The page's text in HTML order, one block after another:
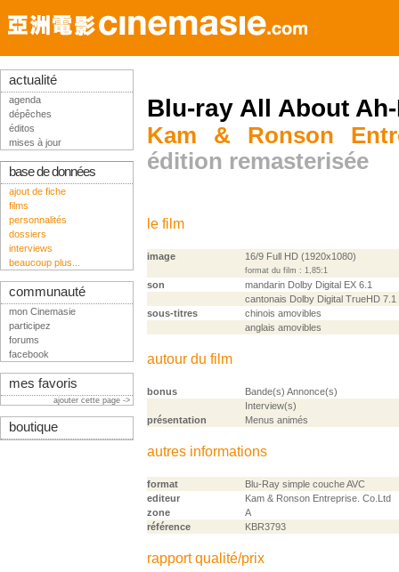
Blu-ray All About
Kam & Ronson
édition remasterisée
le film
image 16/9 Full HD (1920x1080)
format du film : 1,85:1
son
mandarin Dolby Digital EX 6.1
cantonais Dolby Digital TrueHD 7.1
sous-titres
chinois amovibles
anglais amovibles
autour du film
bonus
Bande(s) Annonce(s)
Interview(s)
présentation
Menus animés
autres informations
format
Blu-Ray simple couche AVC
editeur
Kam & Ronson Entreprise. Co.Ltd
zone
A
référence
KBR3793
rapport qualité/prix
actualité
agenda
dépêches
éditos
mises à jour
base de données
ajout de fiche
films
personnalités
dossiers
interviews
beaucoup plus...
communauté
mon Cinemasie
participez
forums
facebook
mes favoris
ajouter cette page ->
boutique